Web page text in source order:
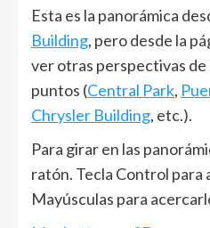
Esta es la panorámica
Building, pero desde la
ver otras perspectivas
puntos (Central Park,
Chrysler Building, etc.).
Para girar en las
ratón. Tecla Control para
Mayúsculas para